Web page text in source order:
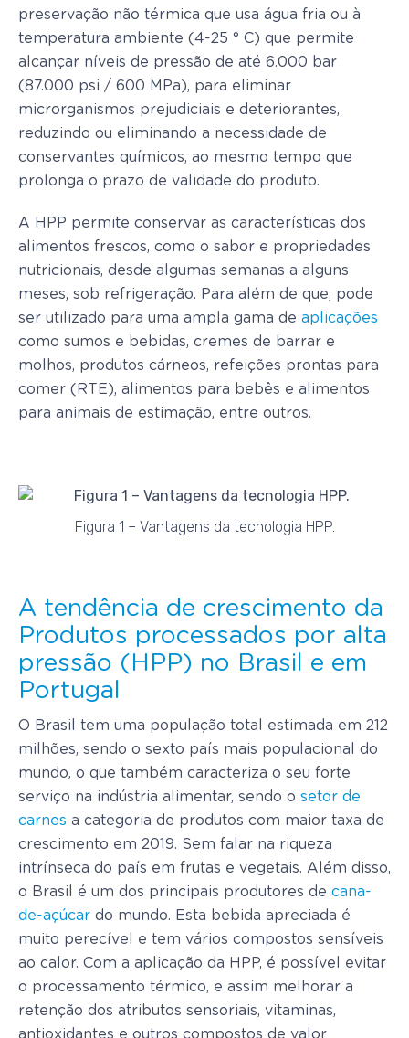
preservação não térmica que usa água fria ou à
temperatura ambiente (4-25 ° C) que permite
alcançar níveis de pressão de até 6.000 bar
(87.000 psi / 600 MPa), para eliminar
microrganismos prejudiciais e deteriorantes,
reduzindo ou eliminando a necessidade de
conservantes químicos, ao mesmo tempo que
prolonga o prazo de validade do produto.
A HPP permite conservar as características dos
alimentos frescos, como o sabor e propriedades
nutricionais, desde algumas semanas a alguns
meses, sob refrigeração. Para além de que, pode
ser utilizado para uma ampla gama de aplicações
como sumos e bebidas, cremes de barrar e
molhos, produtos cárneos, refeições prontas para
comer (RTE), alimentos para bebês e alimentos
para animais de estimação, entre outros.
Figura 1 – Vantagens da tecnologia HPP.
A tendência de crescimento da
Produtos processados por alta
pressão (HPP) no Brasil e em
Portugal
O Brasil tem uma população total estimada em 212
milhões, sendo o sexto país mais populacional do
mundo, o que também caracteriza o seu forte
serviço na indústria alimentar, sendo o setor de
carnes a categoria de produtos com maior taxa de
crescimento em 2019. Sem falar na riqueza
intrínseca do país em frutas e vegetais. Além disso,
o Brasil é um dos principais produtores de cana-
de-açúcar do mundo. Esta bebida apreciada é
muito perecível e tem vários compostos sensíveis
ao calor. Com a aplicação da HPP, é possível evitar
o processamento térmico, e assim melhorar a
retenção dos atributos sensoriais, vitaminas,
antioxidantes e outros compostos de valor